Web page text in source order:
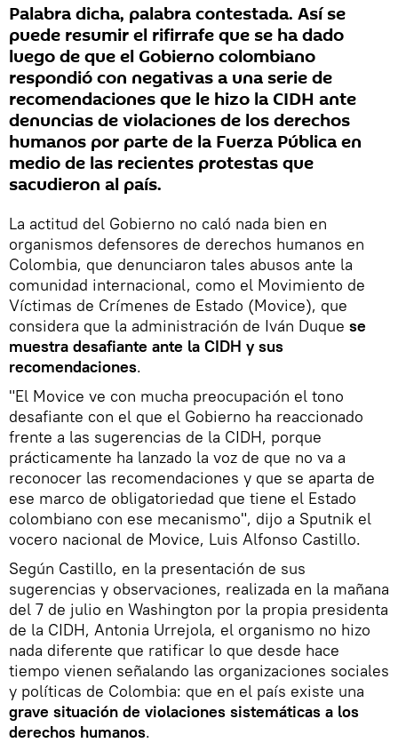
Palabra dicha, palabra contestada. Así se
puede resumir el rifirrafe que se ha dado
luego de que el Gobierno colombiano
respondió con negativas a una serie de
recomendaciones que le hizo la CIDH ante
denuncias de violaciones de los derechos
humanos por parte de la Fuerza Pública en
medio de las recientes protestas que
sacudieron al país.
La actitud del Gobierno no caló nada bien en
organismos defensores de derechos humanos en
Colombia, que denunciaron tales abusos ante la
comunidad internacional, como el Movimiento de
Víctimas de Crímenes de Estado (Movice), que
considera que la administración de Iván Duque se
muestra desafiante ante la CIDH y sus
recomendaciones.
"El Movice ve con mucha preocupación el tono
desafiante con el que el Gobierno ha reaccionado
frente a las sugerencias de la CIDH, porque
prácticamente ha lanzado la voz de que no va a
reconocer las recomendaciones y que se aparta de
ese marco de obligatoriedad que tiene el Estado
colombiano con ese mecanismo", dijo a Sputnik el
vocero nacional de Movice, Luis Alfonso Castillo.
Según Castillo, en la presentación de sus
sugerencias y observaciones, realizada en la mañana
del 7 de julio en Washington por la propia presidenta
de la CIDH, Antonia Urrejola, el organismo no hizo
nada diferente que ratificar lo que desde hace
tiempo vienen señalando las organizaciones sociales
y políticas de Colombia: que en el país existe una
grave situación de violaciones sistemáticas a los
derechos humanos.